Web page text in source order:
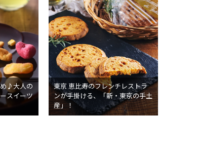
♪大人の
スイーツ
東京 恵比寿のフレンチレストラ
ンが手掛ける、「新・東京の手土
産」！